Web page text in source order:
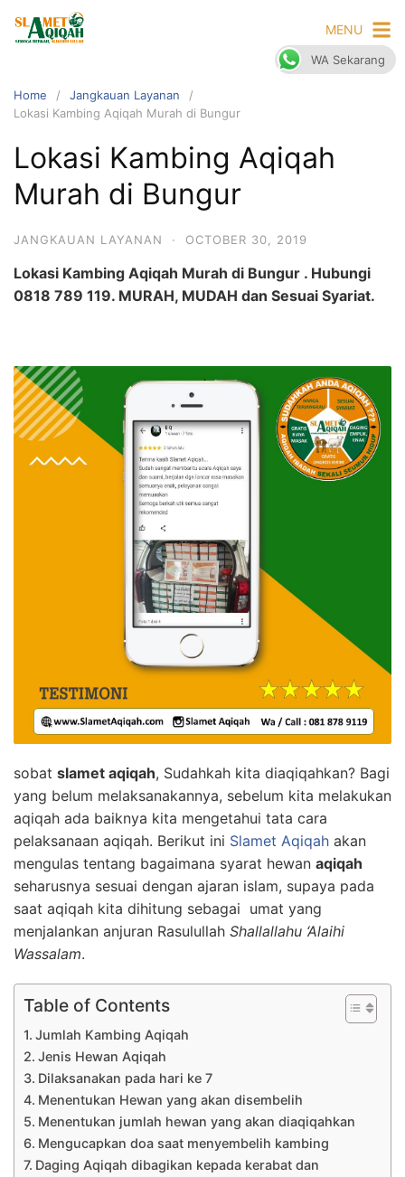
MENU
Home
Jangkauan Layanan
Lokasi Kambing Aqiqah Murah di Bungur
Lokasi Kambing Aqiqah
Murah di Bungur
JANGKAUAN LAYANAN · OCTOBER 30, 2019
Lokasi Kambing Aqiqah Murah di Bungur . Hubungi
0818 789 119. MURAH, MUDAH dan Sesuai Syariat.
sobat slamet aqiqah, Sudahkah kita diaqiqahkan? Bagi
yang belum melaksanakannya, sebelum kita melakukan
aqiqah ada baiknya kita mengetahui tata cara
pelaksanaan aqiqah. Berikut ini Slamet Aqiqah akan
mengulas tentang bagaimana syarat hewan aqiqah
seharusnya sesuai dengan ajaran islam, supaya pada
saat aqiqah kita dihitung sebagai umat yang
menjalankan anjuran Rasulullah Shallallahu ‘Alaihi
Wassalam.
Table of Contents
Jumlah Kambing Aqiqah
Jenis Hewan Aqiqah
Dilaksanakan pada hari ke 7
Menentukan Hewan yang akan disembelih
Menentukan jumlah hewan yang akan diaqiqahkan
Mengucapkan doa saat menyembelih kambing
Daging Aqiqah dibagikan kepada kerabat dan
WA Sekarang